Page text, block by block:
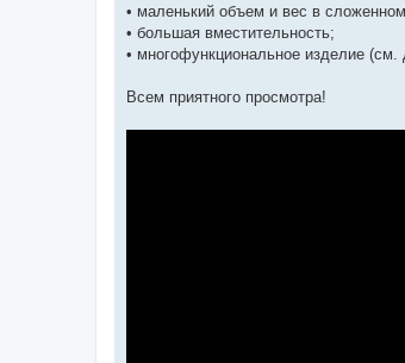
• маленький объем и вес в
• большая вместительность;
• многофункциональное изделие (см.
Всем приятного просмотра!